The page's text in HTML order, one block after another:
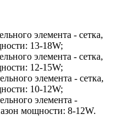
элемента - сетка,
13-18W;
элемента - сетка,
12-15W;
элемента - сетка,
10-12W;
элемента -
мощности: 8-12W.